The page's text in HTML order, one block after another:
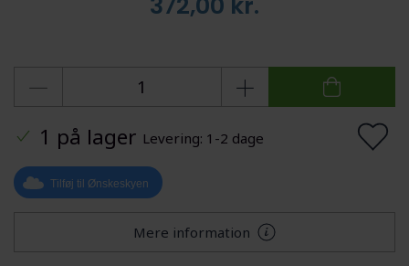
1 på lager Levering: 1-2 dage
Tilføj til Ønskeskyen
Mere information